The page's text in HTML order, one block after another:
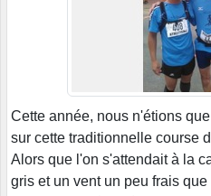
Cette année, nous n'étions
sur cette traditionnelle course
Alors que l'on s'attendait à la
gris et un vent un peu frais